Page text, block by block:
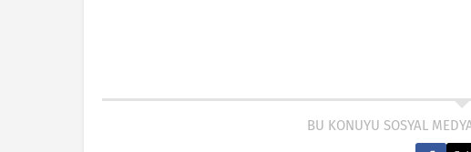
BU KONUYU SOSYAL